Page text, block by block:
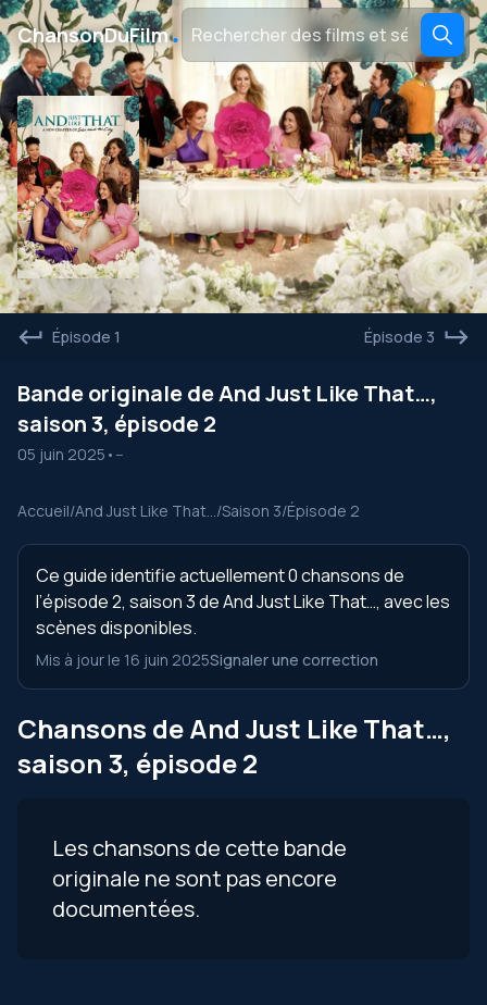
ChansonDuFilm․
Épisode 1 Épisode 3
Bande originale de And Just Like That…,
saison 3, épisode 2
05 juin 2025 • --
Accueil/And Just Like That…/Saison 3/Épisode 2
Ce guide identifie actuellement 0 chansons de
l’épisode 2, saison 3 de And Just Like That…, avec les
scènes disponibles.
Mis à jour le 16 juin 2025Signaler une correction
Chansons de And Just Like That…,
saison 3, épisode 2
Les chansons de cette bande
originale ne sont pas encore
documentées.